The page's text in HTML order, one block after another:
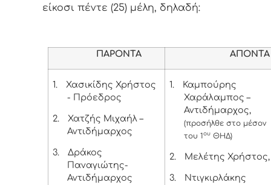
είκοσι πέντε (25) μέλη, δηλαδή:
ΠΑΡΟΝΤΑ ΑΠΟΝΤΑ
1.
Χασικίδης Χρήστος
- Πρόεδρος
2.
Χατζής Μιχαήλ –
Αντιδήμαρχος
3.
Δράκος
Παναγιώτης-
Αντιδήμαρχος
1.
Καμπούρης
Χαράλαμπος –
Αντιδήμαρχος,
(προσήλθε στο μέσον
του 1ουΘΗΔ)
2. Μελέτης Χρήστος,
3.
Ντιγκιρλάκης